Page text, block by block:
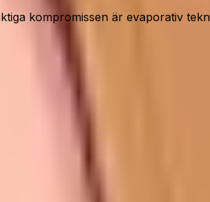
kompromissen är evaporativ